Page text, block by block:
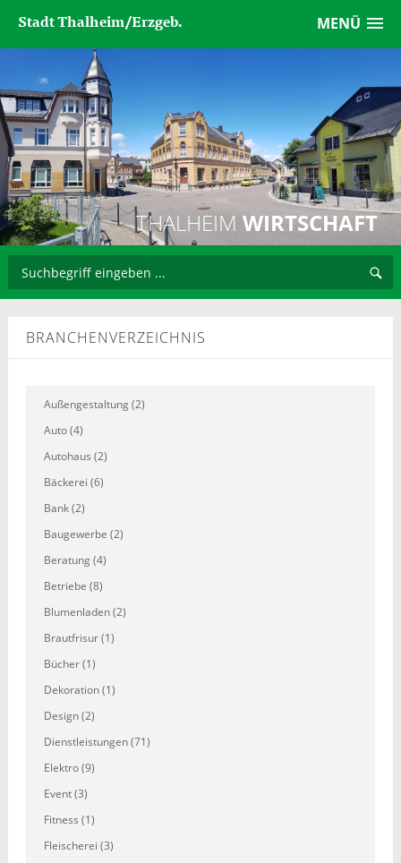
MENÜ
Stadt Thalheim/Erzgeb.
THALHEIM WIRTSCHAFT
BRANCHENVERZEICHNIS
Außengestaltung (2)
Auto (4)
Autohaus (2)
Bäckerei (6)
Bank (2)
Baugewerbe (2)
Beratung (4)
Betriebe (8)
Blumenladen (2)
Brautfrisur (1)
Bücher (1)
Dekoration (1)
Design (2)
Dienstleistungen (71)
Elektro (9)
Event (3)
Fitness (1)
Fleischerei (3)